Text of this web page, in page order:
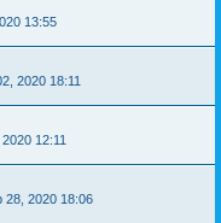
13:55
2020 18:11
12:11
28, 2020 18:06